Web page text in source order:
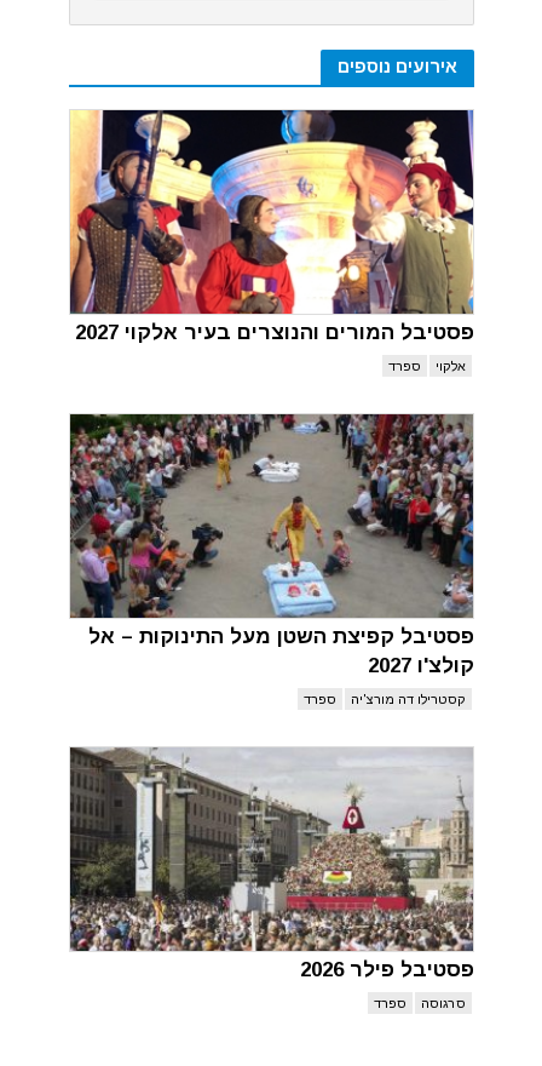
אירועים נוספים
פסטיבל המורים והנוצרים בעיר אלקוי 2027
אלקוי ספרד
פסטיבל קפיצת השטן מעל התינוקות – אל
קולצ'ו 2027
קסטרילו דה מורצ'יה ספרד
פסטיבל פילר 2026
סרגוסה ספרד